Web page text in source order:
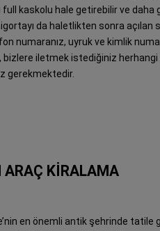
full kaskolu hale getirebilir ve
da haletlikten sonra
numaranız, uyruk ve kimlik
bizlere iletmek istediğiniz
gerekmektedir.
ARAÇ KİRALAMA
en önemli antik şehrinde